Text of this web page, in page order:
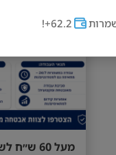
62.2+!
מעל 60